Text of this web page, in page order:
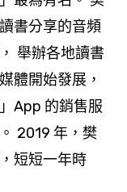
書分享的音頻
舉辦各地讀書
體開始發展，
App 的銷售服
2019 年，樊
短短一年時